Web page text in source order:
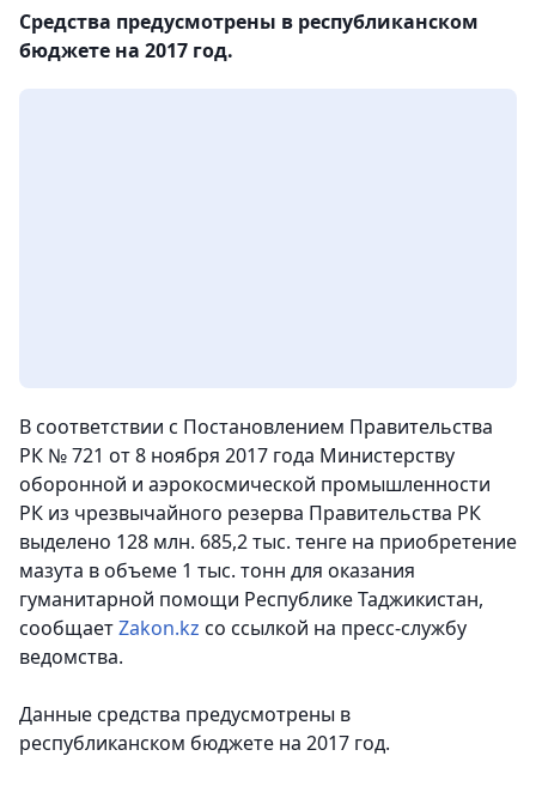
Средства предусмотрены в республиканском
бюджете на 2017 год.
В соответствии с Постановлением Правительства
РК № 721 от 8 ноября 2017 года Министерству
оборонной и аэрокосмической промышленности
РК из чрезвычайного резерва Правительства РК
выделено 128 млн. 685,2 тыс. тенге на приобретение
мазута в объеме 1 тыс. тонн для оказания
гуманитарной помощи Республике Таджикистан,
сообщаетZakon.kz со ссылкой на пресс-службу
ведомства.
Данные средства предусмотрены в
республиканском бюджете на 2017 год.